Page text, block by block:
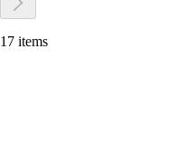
17 items